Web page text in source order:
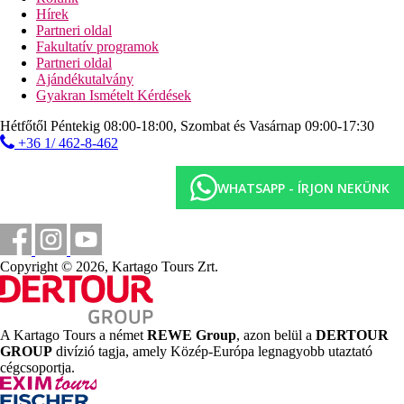
Képgaléria
Hírek
Partneri oldal
Fakultatív programok
Partneri oldal
Ajándékutalvány
Gyakran Ismételt Kérdések
Hétfőtől Péntekig 08:00-18:00, Szombat és Vasárnap 09:00-17:30
+36 1/ 462-8-462
WHATSAPP - ÍRJON NEKÜNK
Copyright © 2026, Kartago Tours Zrt.
A Kartago Tours a német REWE Group, azon belül a DERTOUR
GROUP divízió tagja, amely Közép-Európa legnagyobb utaztató
cégcsoportja.